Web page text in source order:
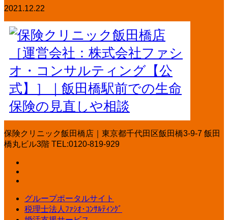
2021.12.22
保険クリニック飯田橋店｜東京都千代田区飯田橋3-9-7 飯田
橋丸ビル3階 TEL:0120-819-929
グループポータルサイト
税理士法人ﾌｧｼｵ･ｺﾝｻﾙﾃｨﾝｸﾞ